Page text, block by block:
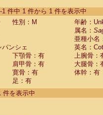
Saguinus labiatus(0)
Saguinus leucopus (0)
Saguinus nigricollis (0)
Saguinus oedipus
Saguinus weddelli
Saguinusspp.
Aotus trivirgatus
Cebus albifrons
1 件中 1 件から 1 件を表示中
性別：M
年齢：
属名：
亜種小名
ンシェ
英名：
下顎骨：有
上腕骨：
肩甲骨：有
大腿骨：
寛骨：有
体幹：有
足：有
件を表示中